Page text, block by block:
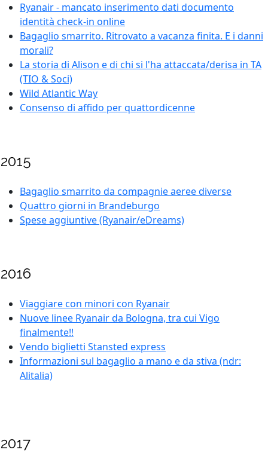
Ryanair - mancato inserimento dati documento
identità check-in online
Bagaglio smarrito. Ritrovato a vacanza finita. E i danni
morali?
La storia di Alison e di chi si l'ha attaccata/derisa in TA
(TIO & Soci)
Wild Atlantic Way
Consenso di affido per quattordicenne
2015
Bagaglio smarrito da compagnie aeree diverse
Quattro giorni in Brandeburgo
Spese aggiuntive (Ryanair/eDreams)
2016
Viaggiare con minori con Ryanair
Nuove linee Ryanair da Bologna, tra cui Vigo
finalmente!!
Vendo biglietti Stansted express
Informazioni sul bagaglio a mano e da stiva (ndr:
Alitalia)
2017